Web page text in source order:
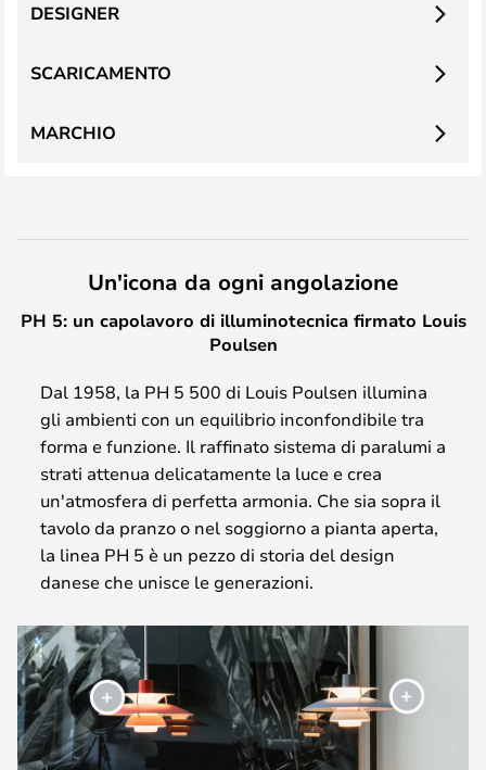
DESIGNER
SCARICAMENTO
MARCHIO
Un'icona da ogni angolazione
PH 5: un capolavoro di illuminotecnica firmato Louis
Poulsen
Dal 1958, la PH 5 500 di Louis Poulsen illumina
gli ambienti con un equilibrio inconfondibile tra
forma e funzione. Il raffinato sistema di paralumi a
strati attenua delicatamente la luce e crea
un'atmosfera di perfetta armonia. Che sia sopra il
tavolo da pranzo o nel soggiorno a pianta aperta,
la linea PH 5 è un pezzo di storia del design
danese che unisce le generazioni.